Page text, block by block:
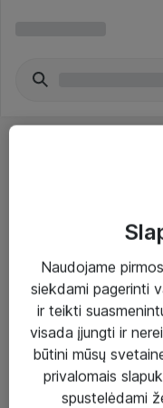
Paslaugos
Sprendimai
Įgyvendinti projektai
Atea ekspertų patarimai
Naudojame
siekdami pagerinti
ir teikti
visada įjungti ir
būtini mūsų
privalomais
spustelėdami